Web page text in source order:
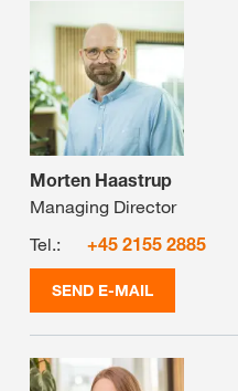
Morten Haastrup
Managing Director
Tel.:
+45 2155 2885
SEND E-MAIL